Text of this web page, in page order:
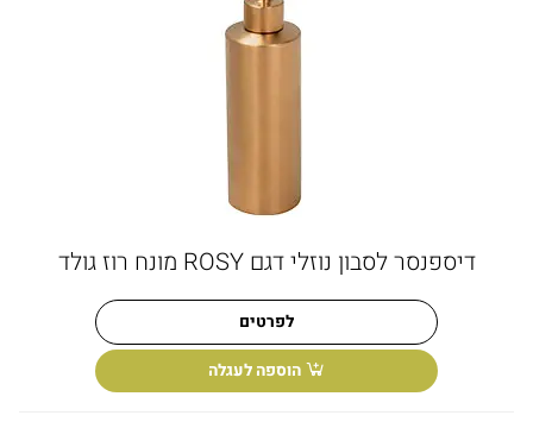
דיספנסר לסבון נוזלי דגם ROSY מונח רוז גולד
לפרטים
הוספה לעגלה